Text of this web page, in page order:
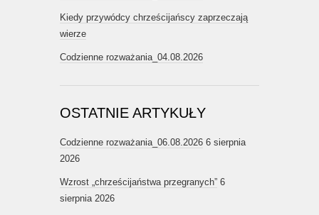
Kiedy przywódcy chrześcijańscy zaprzeczają
wierze
Codzienne rozważania_04.08.2026
OSTATNIE ARTYKUŁY
Codzienne rozważania_06.08.2026 6 sierpnia
2026
Wzrost „chrześcijaństwa przegranych” 6
sierpnia 2026